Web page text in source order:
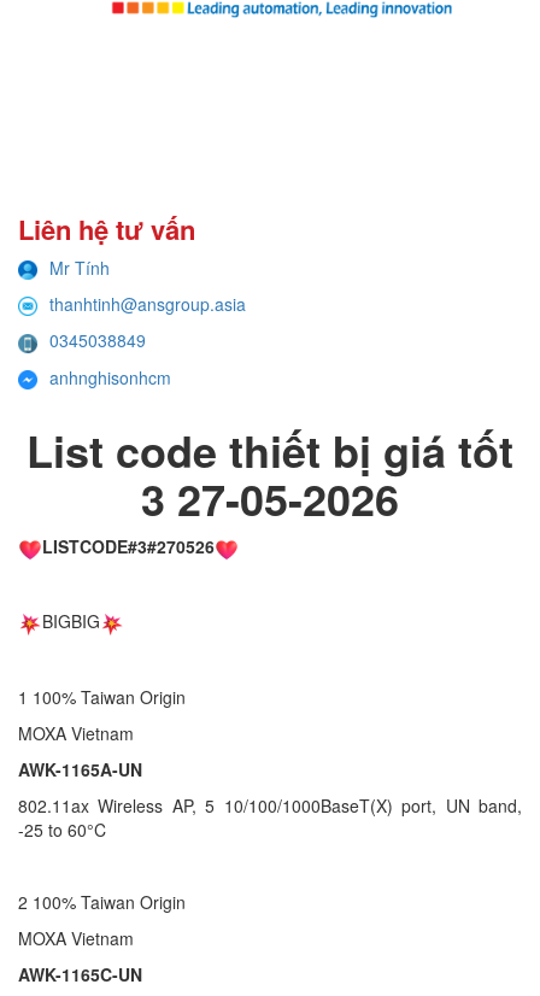
Liên hệ tư vấn
Mr Tính
thanhtinh@ansgroup.asia
0345038849
anhnghisonhcm
List code thiết bị giá tốt
3 27-05-2026
LISTCODE#3#270526
BIGBIG
1 100% Taiwan Origin
MOXA Vietnam
AWK-1165A-UN
802.11ax Wireless AP, 5 10/100/1000BaseT(X) port, UN band,
-25 to 60°C
2 100% Taiwan Origin
MOXA Vietnam
AWK-1165C-UN